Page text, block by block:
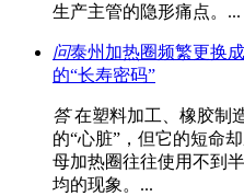
生产主管的隐形痛点。...
问泰州加热圈频繁更换
的“长寿密码”
答在塑料加工、橡胶制
的“心脏”，但它的短命
母加热圈往往使用不到
均的现象。...